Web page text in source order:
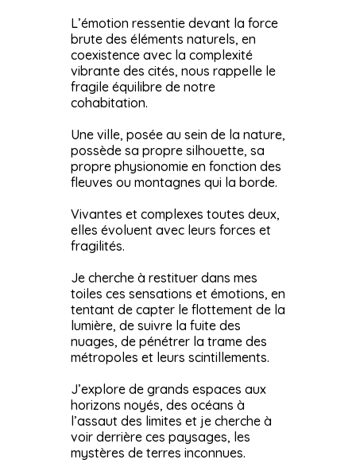
L’émotion ressentie devant la force
brute des éléments naturels, en
coexistence avec la complexité
vibrante des cités, nous rappelle le
fragile équilibre de notre
cohabitation.
Une ville, posée au sein de la nature,
possède sa propre silhouette, sa
propre physionomie en fonction des
fleuves ou montagnes qui la borde.
Vivantes et complexes toutes deux,
elles évoluent avec leurs forces et
fragilités.
Je cherche à restituer dans mes
toiles ces sensations et émotions, en
tentant de capter le flottement de la
lumière, de suivre la fuite des
nuages, de pénétrer la trame des
métropoles et leurs scintillements.
J’explore de grands espaces aux
horizons noyés, des océans à
l’assaut des limites et je cherche à
voir derrière ces paysages, les
mystères de terres inconnues.